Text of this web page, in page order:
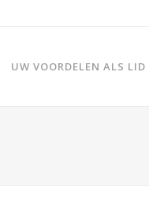
UW VOORDELEN ALS LID